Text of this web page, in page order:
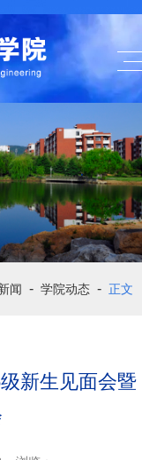
闻 - 学院动态 - 正文
新生见面会暨